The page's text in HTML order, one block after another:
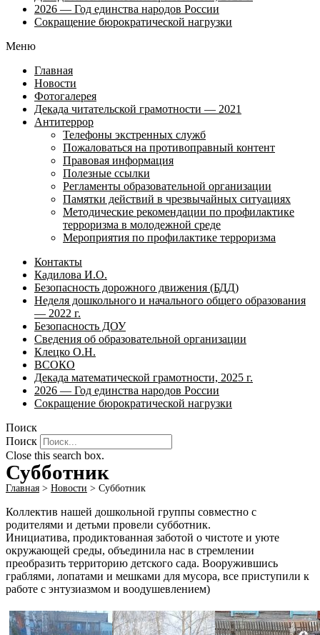
2026 — Год единства народов России
Сокращение бюрократической нагрузки
Меню
Главная
Новости
Фотогалерея
Декада читательской грамотности — 2021
Антитеррор
Телефоны экстренных служб
Пожаловаться на противоправный контент
Правовая информация
Полезные ссылки
Регламенты образовательной организации
Памятки действий в чрезвычайных ситуациях
Методические рекомендации по профилактике
терроризма в молодежной среде
Мероприятия по профилактике терроризма
Контакты
Кадилова И.О.
Безопасность дорожного движения (БДД)
Неделя дошкольного и начального общего образования
— 2022 г.
Безопасность ДОУ
Сведения об образовательной организации
Клецко О.Н.
ВСОКО
Декада математической грамотности, 2025 г.
2026 — Год единства народов России
Сокращение бюрократической нагрузки
Поиск
Поиск
Close this search box.
Субботник
Главная > Новости > Субботник
Коллектив нашей дошкольной группы совместно с
родителями и детьми провели субботник.
Инициатива, продиктованная заботой о чистоте и уюте
окружающей среды, объединила нас в стремлении
преобразить территорию детского сада. Вооружившись
граблями, лопатами и мешками для мусора, все приступили к
работе с энтузиазмом и воодушевлением)